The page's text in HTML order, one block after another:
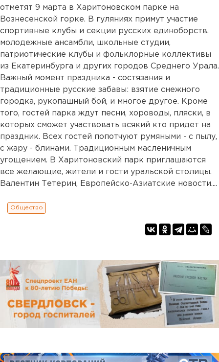
отметят 9 марта в Харитоновском парке на
Вознесенской горке. В гуляниях примут участие
спортивные клубы и секции русских единоборств,
молодежные ансамбли, школьные студии,
патриотические клубы и фольклорные коллективы
из Екатеринбурга и других городов Среднего Урала.
Важный момент праздника - состязания и
традиционные русские забавы: взятие снежного
городка, рукопашный бой, и многое другое. Кроме
того, гостей парка ждут песни, хороводы, пляски, в
которых сможет участвовать всякий кто придет на
праздник. Всех гостей попотчуют румяными - с пылу,
с жару - блинами. Традиционным масленичным
угощением. В Харитоновский парк приглашаются
все желающие, жители и гости уральской столицы.
Валентин Тетерин, Европейско-Азиатские новости....
Общество